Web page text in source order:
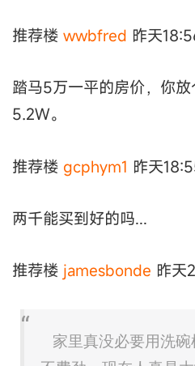
推荐楼 wwbfred 昨天
踏马5万一平的房价，你
5.2W。
推荐楼 gcphym1 昨天
两千能买到好的吗...
推荐楼 jamesbonde 昨天
家里真没必要用洗